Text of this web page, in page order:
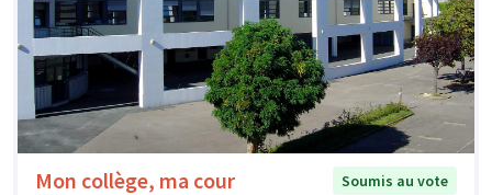
Mon collège, ma cour
Soumis au vote